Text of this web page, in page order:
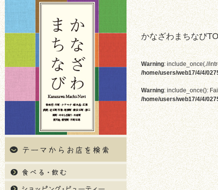
かなざわまちなび
Warning: include_once(.//
/home/users/web17/4/4/
Warning: include_once():
/home/users/web17/4/4/